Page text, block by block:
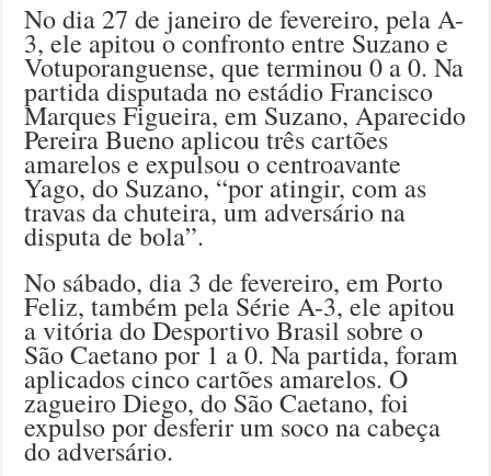
No dia 27 de janeiro de fevereiro, pela A-
3, ele apitou o confronto entre Suzano e
Votuporanguense, que terminou 0 a 0. Na
partida disputada no estádio Francisco
Marques Figueira, em Suzano, Aparecido
Pereira Bueno aplicou três cartões
amarelos e expulsou o centroavante
Yago, do Suzano, “por atingir, com as
travas da chuteira, um adversário na
disputa de bola”.
No sábado, dia 3 de fevereiro, em Porto
Feliz, também pela Série A-3, ele apitou
a vitória do Desportivo Brasil sobre o
São Caetano por 1 a 0. Na partida, foram
aplicados cinco cartões amarelos. O
zagueiro Diego, do São Caetano, foi
expulso por desferir um soco na cabeça
do adversário.